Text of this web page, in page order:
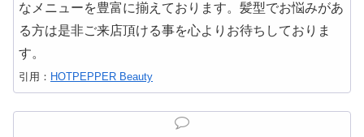
なメニューを豊富に揃えております。髪型でお悩みがあ
る方は是非ご来店頂ける事を心よりお待ちしておりま
す。
引用： HOTPEPPER Beauty